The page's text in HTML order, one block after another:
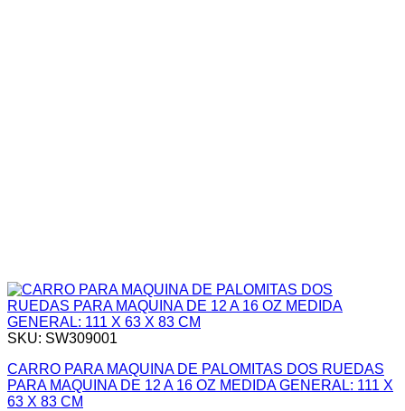
SKU: SW309001
CARRO PARA MAQUINA DE PALOMITAS DOS RUEDAS
PARA MAQUINA DE 12 A 16 OZ MEDIDA GENERAL: 111 X
63 X 83 CM